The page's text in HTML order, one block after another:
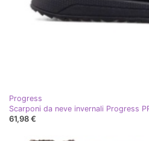
Progress
Scarponi da neve invernali Progress
61,98 €